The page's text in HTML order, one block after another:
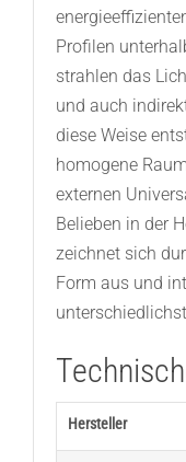
Profilen
strahlen das
und auch
diese Weise
homogene
externen
Belieben in der
zeichnet sich
Form aus und
Hersteller